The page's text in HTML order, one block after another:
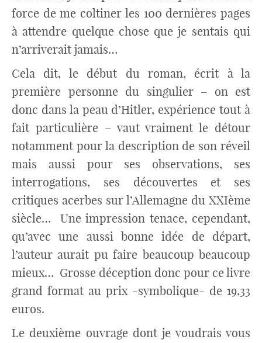
force de me coltiner les 100 dernières pages
à attendre quelque chose que je sentais qui
n’arriverait jamais…
Cela dit, le début du roman, écrit à la
première personne du singulier – on est
donc dans la peau d’Hitler, expérience tout à
fait particulière – vaut vraiment le détour
notamment pour la description de son réveil
mais aussi pour ses observations, ses
interrogations, ses découvertes et ses
critiques acerbes sur l’Allemagne du XXIème
siècle…
Une impression tenace, cependant,
qu’avec une aussi bonne idée de départ,
l’auteur aurait pu faire beaucoup beaucoup
mieux… Grosse déception donc pour ce livre
grand format au prix -symbolique- de 19,33
euros.
Le deuxième ouvrage dont je voudrais vous